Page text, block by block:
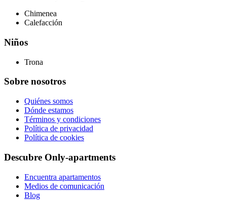
Chimenea
Calefacción
Niños
Trona
Sobre nosotros
Quiénes somos
Dónde estamos
Términos y condiciones
Política de privacidad
Política de cookies
Descubre Only-apartments
Encuentra apartamentos
Medios de comunicación
Blog